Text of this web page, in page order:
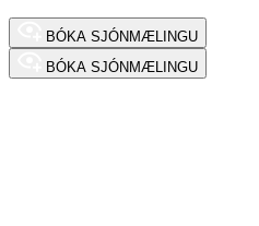
BÓKA SJÓNMÆLINGU
BÓKA SJÓNMÆLINGU